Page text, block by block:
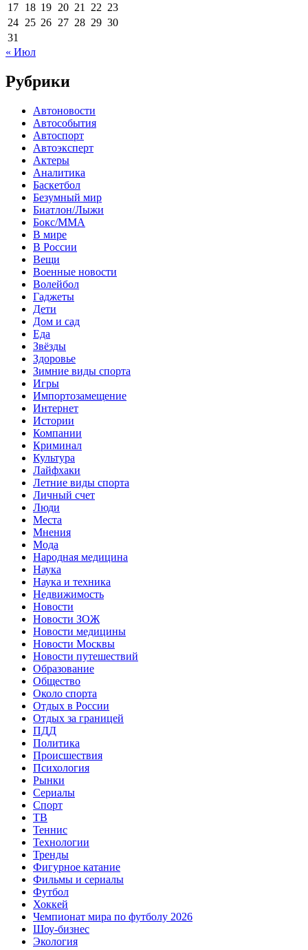
17 18 19 20 21 22 23
24 25 26 27 28 29 30
31
« Июл
Рубрики
Автоновости
Автособытия
Автоспорт
Автоэксперт
Актеры
Аналитика
Баскетбол
Безумный мир
Биатлон/Лыжи
Бокс/MMA
В мире
В России
Вещи
Военные новости
Волейбол
Гаджеты
Дети
Дом и сад
Еда
Звёзды
Здоровье
Зимние виды спорта
Игры
Импортозамещение
Интернет
Истории
Компании
Криминал
Культура
Лайфхаки
Летние виды спорта
Личный счет
Люди
Места
Мнения
Мода
Народная медицина
Наука
Наука и техника
Недвижимость
Новости
Новости ЗОЖ
Новости медицины
Новости Москвы
Новости путешествий
Образование
Общество
Около спорта
Отдых в России
Отдых за границей
ПДД
Политика
Происшествия
Психология
Рынки
Сериалы
Спорт
ТВ
Теннис
Технологии
Тренды
Фигурное катание
Фильмы и сериалы
Футбол
Хоккей
Чемпионат мира по футболу 2026
Шоу-бизнес
Экология